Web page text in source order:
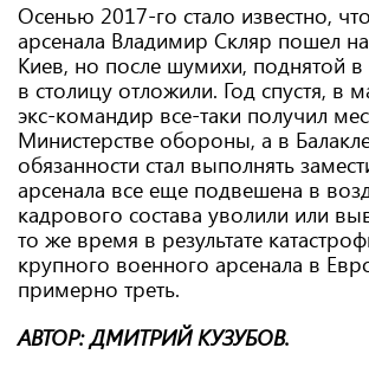
Осенью 2017-го стало известно,
арсенала Владимир Скляр пошел
Киев, но после шумихи, поднятой
в столицу отложили. Год спустя, в
экс-командир все-таки получил
Министерстве обороны, а в
обязанности стал выполнять
арсенала все еще подвешена в
кадрового состава уволили или
то же время в результате
крупного военного арсенала в
примерно треть.
АВТОР: ДМИТРИЙ КУЗУБОВ.